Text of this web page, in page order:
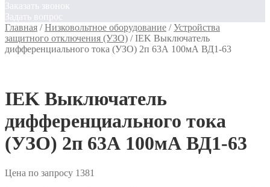
Заказать звонок
Задать вопрос
Главная /Низковольтное оборудование /Устройства
защитного отключения (УЗО) /IEK Выключатель
дифференциального тока (УЗО) 2п 63А 100мА ВД1-63
IEK Выключатель
дифференциального тока
(УЗО) 2п 63А 100мА ВД1-63
Цена по запросу 1381